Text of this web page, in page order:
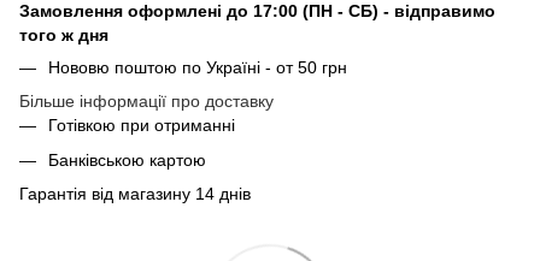
Замовлення оформлені до 17:00 (ПН - СБ) - відправимо
того ж дня
Нововю поштою по Україні - от 50 грн
Більше інформації про доставку
Готівкою при отриманні
Банківською картою
Гарантія від магазину 14 днів